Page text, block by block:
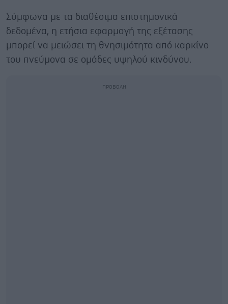
Σύμφωνα με τα διαθέσιμα επιστημονικά
δεδομένα, η ετήσια εφαρμογή της εξέτασης
μπορεί να μειώσει τη θνησιμότητα από καρκίνο
του πνεύμονα σε ομάδες υψηλού κινδύνου.